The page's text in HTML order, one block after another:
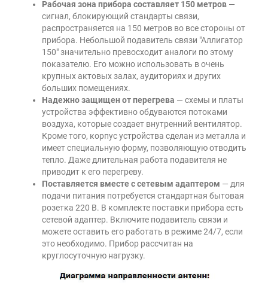
Рабочая зона прибора составляет 150 метров —
сигнал, блокирующий стандарты связи,
распространяется на 150 метров во все стороны от
прибора. Небольшой подавитель связи "Аллигатор
150" значительно превосходит аналоги по этому
показателю. Его можно использовать в очень
крупных актовых залах, аудиториях и других
больших помещениях.
Надежно защищен от перегрева — схемы и платы
устройства эффективно обдуваются потоками
воздуха, которые создает внутренний вентилятор.
Кроме того, корпус устройства сделан из металла и
имеет специальную форму, позволяющую отводить
тепло. Даже длительная работа подавителя не
приводит к его перегреву.
Поставляется вместе с сетевым адаптером — для
подачи питания потребуется стандартная бытовая
розетка 220 В. В комплекте поставки прибора есть
сетевой адаптер. Включите подавитель связи и
можете оставить его работать в режиме 24/7, если
это необходимо. Прибор рассчитан на
круглосуточную нагрузку.